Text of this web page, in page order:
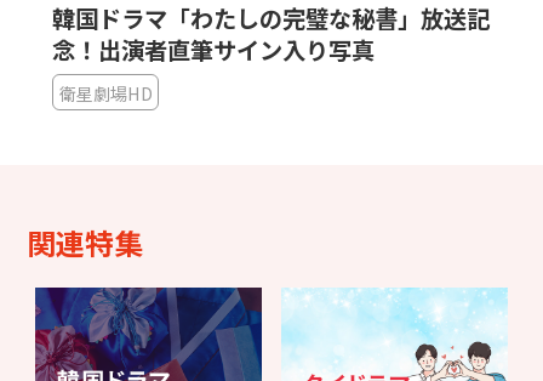
韓国ドラマ「わたしの完璧な秘書」放送記
念！出演者直筆サイン入り写真
衛星劇場HD
関連特集